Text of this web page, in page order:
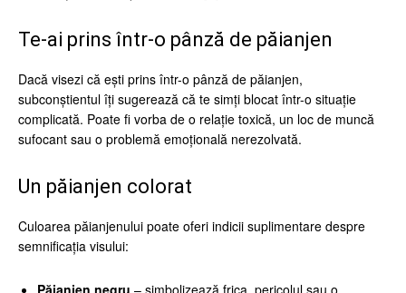
Te-ai prins într-o pânză de păianjen
Dacă visezi că ești prins într-o pânză de păianjen,
subconștientul îți sugerează că te simți blocat într-o situație
complicată. Poate fi vorba de o relație toxică, un loc de muncă
sufocant sau o problemă emoțională nerezolvată.
Un păianjen colorat
Culoarea păianjenului poate oferi indicii suplimentare despre
semnificația visului:
Păianjen negru – simbolizează frica, pericolul sau o